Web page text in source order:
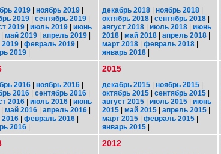
2019 | ноябрь 2019 |
2019 | сентябрь 2019 |
2019 | июль 2019 | июнь
| май 2019 | апрель 2019 |
2019 | февраль 2019 |
2019 |
декабрь 2018 | ноябрь 2018 |
октябрь 2018 | сентябрь 2018 |
август 2018 | июль 2018 | июнь
2018 | май 2018 | апрель 2018 |
март 2018 | февраль 2018 |
январь 2018 |
2016 | ноябрь 2016 |
2016 | сентябрь 2016 |
2016 | июль 2016 | июнь
| май 2016 | апрель 2016 |
2016 | февраль 2016 |
2016 |
2015
декабрь 2015 | ноябрь 2015 |
октябрь 2015 | сентябрь 2015 |
август 2015 | июль 2015 | июнь
2015 | май 2015 | апрель 2015 |
март 2015 | февраль 2015 |
январь 2015 |
2012